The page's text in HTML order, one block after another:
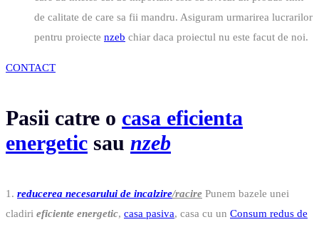
de calitate de care sa fii mandru. Asiguram urmarirea lucrarilor
pentru proiecte nzeb chiar daca proiectul nu este facut de noi.
CONTACT
Pasii catre o casa eficienta
energetic sau nzeb
1. reducerea necesarului de incalzire/racire Punem bazele unei
cladiri eficiente energetic, casa pasiva, casa cu un Consum redus de